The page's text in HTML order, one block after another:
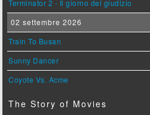
Terminator 2 - Il giorno del giudizio
02 settembre 2026
Train To Busan
Sunny Dancer
Coyote Vs. Acme
The Story of Movies